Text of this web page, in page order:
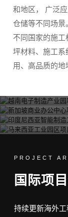
和地区， 广泛
仓储等不同场景
不同国家的施
坪材料、施工系
用、高品质的地
PROJECT
新加坡
印度尼
马来西
PROJECT
国际项
持续更新海外